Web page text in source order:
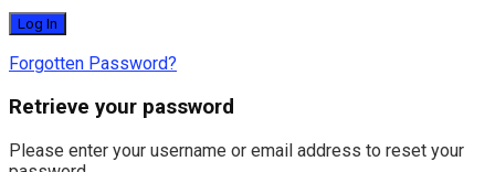
Forgotten Password?
Retrieve your password
Please enter your username or email address to reset your